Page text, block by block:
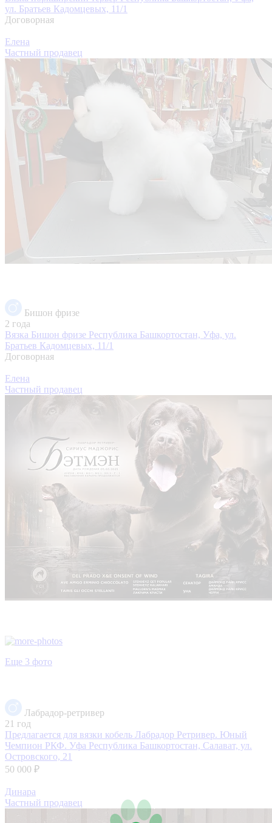
ул. Братьев Кадомцевых, 11/1
Договорная
Елена
Частный продавец
Бишон фризе
2 года
Вязка Бишон фризе Республика Башкортостан, Уфа, ул.
Братьев Кадомцевых, 11/1
Договорная
Елена
Частный продавец
Еще 3 фото
Лабрадор-ретривер
21 год
Предлагается для вязки кобель Лабрадор Ретривер. Юный
Чемпион РКФ. Уфа Республика Башкортостан, Салават, ул.
Островского, 21
50 000 ₽
Динара
Частный продавец